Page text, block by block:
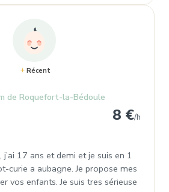
Récent
de Roquefort-la-Bédoule
8 €/h
j’ai 17 ans et demi et je suis en 1
curie a aubagne. Je propose mes
vos enfants. Je suis tres sérieuse